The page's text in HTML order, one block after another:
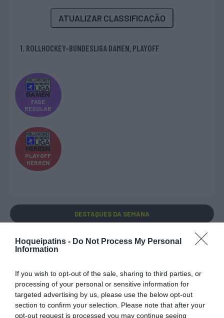
Hoqueipatins - Do Not Process My Personal
Information
If you wish to opt-out of the sale, sharing to third parties, or
processing of your personal or sensitive information for
targeted advertising by us, please use the below opt-out
section to confirm your selection. Please note that after your
opt-out request is processed you may continue seeing
ATUALIZAR CLASSIFICAÇÃO
1. ROLLHOCKEY-BUNDESLIGA DAMEN, PLAYOFF
FASE
REGULAR
PLAYOFF
HERREN
DESTAQUES DA SEMANA
EURO U17 MASC. EURO U17 FEM. TORNEIOS 3x3